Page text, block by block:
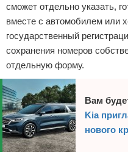
сможет отдельно указать,
вместе с автомобилем или
государственный
сохранения номеров
отдельную форму.
Вам
Kia
нового